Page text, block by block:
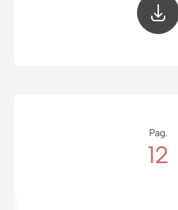
Pag.
12